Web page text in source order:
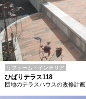
リフォーム・インテリア
ひばりテラス118
団地のテラスハウスの改修計画